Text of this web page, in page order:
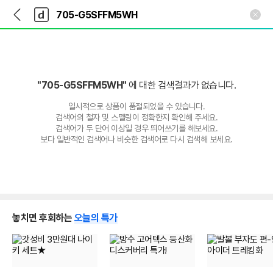
다
나
와
가
다
와
"705-G5SFFM5WH" 에 대한 검색결과가 없습니다.
일시적으로 상품이 품절되었을 수 있습니다.
검색어의 철자 및 스펠링이 정확한지 확인해 주세요.
검색어가 두 단어 이상일 경우 띄어쓰기를 해보세요.
보다 일반적인 검색어나 비슷한 검색어로 다시 검색해 보세요.
놓치면 후회하는 오늘의 특가